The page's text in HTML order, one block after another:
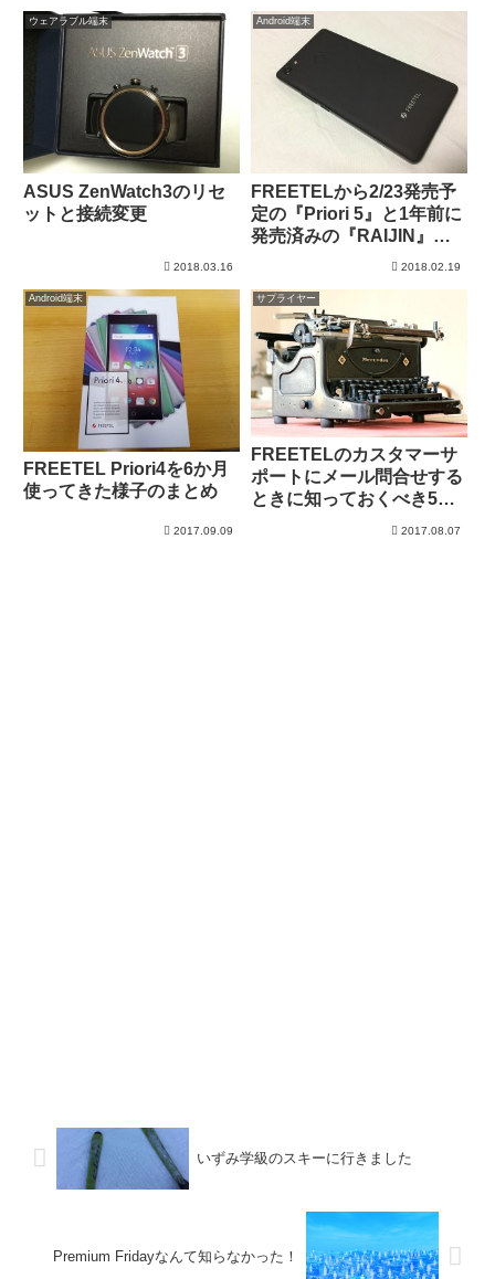
ウェアラブル端末
ASUS ZenWatch3のリセ
ットと接続変更
2018.03.16
Android端末
FREETELから2/23発売予
定の『Priori 5』と1年前に
発売済みの『RAIJIN』を
2018.02.19
Android端末
FREETEL Priori4を6か月
使ってきた様子のまとめ
2017.09.09
サプライヤー
FREETELのカスタマーサ
ポートにメール問合せする
ときに知っておくべき5つ
2017.08.07
いずみ学級のスキーに行きました
Premium Fridayなんて知らなかった！